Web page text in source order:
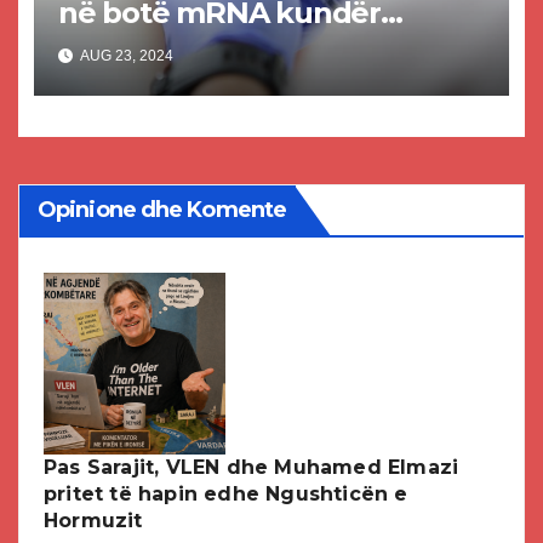
në botë mRNA kundër
kancerit të mushkërive
AUG 23, 2024
Opinione dhe Komente
Pas Sarajit, VLEN dhe Muhamed Elmazi
pritet të hapin edhe Ngushticën e
Hormuzit